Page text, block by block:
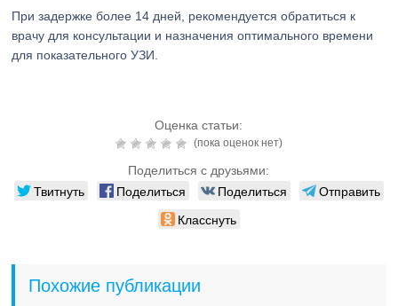
При задержке более 14 дней, рекомендуется обратиться к
врачу для консультации и назначения оптимального времени
для показательного УЗИ.
Оценка статьи:
(пока оценок нет)
Поделиться с друзьями:
Твитнуть Поделиться Поделиться
Отправить
Класснуть
Похожие публикации